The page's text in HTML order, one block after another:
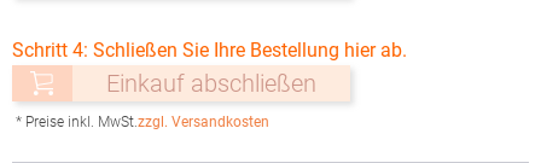
Schritt 4: Schließen Sie Ihre Bestellung hier ab.
Einkauf abschließen
* Preise inkl. MwSt.zzgl. Versandkosten